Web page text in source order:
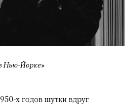
Нью-Йорке»
х годов шутки вдруг